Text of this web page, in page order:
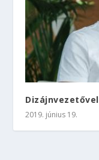
2019. június 19.